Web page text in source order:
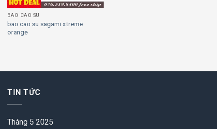
BAO CAO SU
bao cao su sagami xtreme
orange
TIN TỨC
Tháng 5 2025